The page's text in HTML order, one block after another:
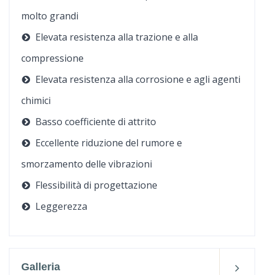
molto grandi
Elevata resistenza alla trazione e alla
compressione
Elevata resistenza alla corrosione e agli agenti
chimici
Basso coefficiente di attrito
Eccellente riduzione del rumore e
smorzamento delle vibrazioni
Flessibilità di progettazione
Leggerezza
Galleria